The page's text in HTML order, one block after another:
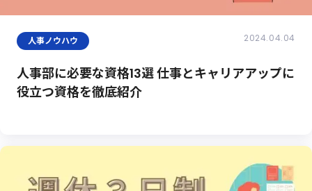
人事ノウハウ 2024.04.04
人事部に必要な資格13選 仕事とキャリアアップに
役立つ資格を徹底紹介